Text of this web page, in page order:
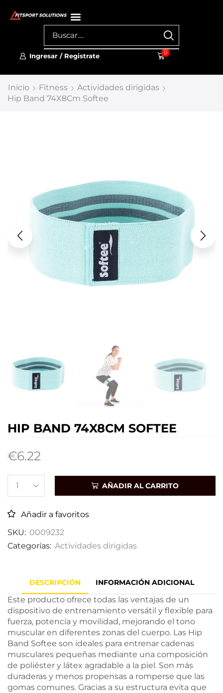
Ingresar / Registrate 0
Inicio Fitness
Actividades dirigidas
Hip Band 74X8Cm Softee
HIP BAND 74X8CM SOFTEE
€6.22
AÑADIR AL CARRITO
Añadir a favoritos
SKU: 0009232
Categorías: Actividades dirigidas
DESCRIPCIÓN INFORMACIÓN ADICIONAL
Este producto ofrece todas las ventajas de un
dispositivo de entrenamiento versátil y flexible para
fuerza, potencia y movilidad, mejorando el tono
muscular en diferentes zonas del cuerpo. Las Hip
Band Softee son ideales para entrenar cadenas
musculares pequeñas mediante una composición
de poliéster y látex agradable a la piel. Son más
duraderas y menos propensas a romperse que las
gomas comunes. Gracias a su estructura evita que